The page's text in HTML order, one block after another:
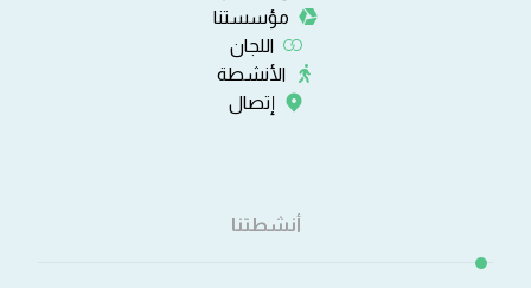
مؤسستنا
اللجان
الأنشطة
إتصال
أنشطتنا